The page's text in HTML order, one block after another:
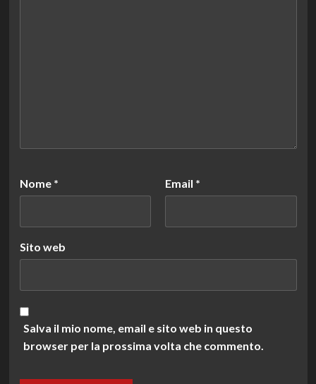
Nome * Email *
Sito web
Salva il mio nome, email e sito web in questo
browser per la prossima volta che commento.